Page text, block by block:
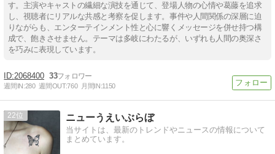
す。主演やキャストの繊細な演技を通じて、登場人物の心情や葛藤を追求
し、視聴者にリアルな共感と考察を促します。事件や人間関係の深層に迫
りながらも、エンターテインメント性と心に響くメッセージを併せ持つ構
成で、飽きさせません。テーマは多岐にわたるが、いずれも人間の奥深さ
を巧みに表現しています。
2068400 33
週間IN:280 週間OUT:760 月間IN:1150
22 ニューうえいぶらぼ
当サイトは、最新のトレンドやニュースの情報について
まとめています。